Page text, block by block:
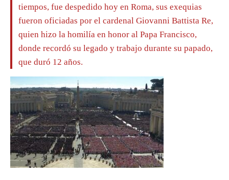
tiempos, fue despedido hoy en Roma, sus exequias
fueron oficiadas por el cardenal Giovanni Battista Re,
quien hizo la homilía en honor al Papa Francisco,
donde recordó su legado y trabajo durante su papado,
que duró 12 años.